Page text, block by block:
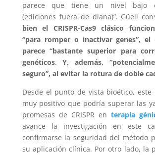
parece que tiene un nivel bajo
(ediciones fuera de diana)”. Güell
bien el CRISPR-Cas9 clásico
“para romper o inactivar genes”,
parece “bastante superior para
genéticos.Y, además,
seguro”, al evitar la rotura de doble
Desde el punto de vista bioético, este
muy positivo que podría superar las
promesas de CRISPR enterapia
avance la investigación en este
confirmarse la seguridad del método
su aplicación clínica. Por otro lado, la